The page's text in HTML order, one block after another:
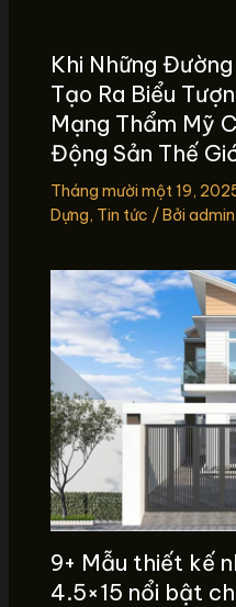
Khi Những
Tạo Ra Biểu
Mạng Thẩm Mỹ
Động Sản Thế
Tháng mười một 19,
Dựng, Tin tức / Bởi admin
9+ Mẫu thiết kế
4.5×15 nổi bật